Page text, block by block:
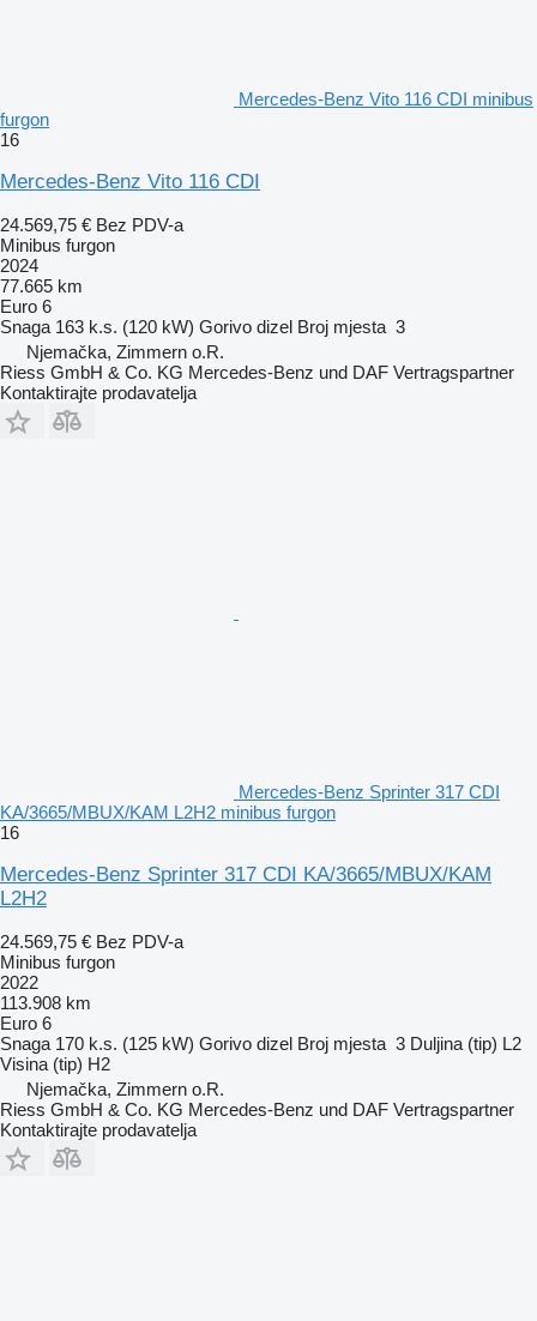
Mercedes-Benz Vito 116 CDI minibus
furgon
16
Mercedes-Benz Vito 116 CDI
24.569,75 € Bez PDV-a
Minibus furgon
2024
77.665 km
Euro 6
Snaga 163 k.s. (120 kW) Gorivo dizel Broj mjesta 3
Njemačka, Zimmern o.R.
Riess GmbH & Co. KG Mercedes-Benz und DAF Vertragspartner
Kontaktirajte prodavatelja
Mercedes-Benz Sprinter 317 CDI
KA/3665/MBUX/KAM L2H2 minibus furgon
16
Mercedes-Benz Sprinter 317 CDI KA/3665/MBUX/KAM
L2H2
24.569,75 € Bez PDV-a
Minibus furgon
2022
113.908 km
Euro 6
Snaga 170 k.s. (125 kW) Gorivo dizel Broj mjesta 3 Duljina (tip) L2
Visina (tip) H2
Njemačka, Zimmern o.R.
Riess GmbH & Co. KG Mercedes-Benz und DAF Vertragspartner
Kontaktirajte prodavatelja